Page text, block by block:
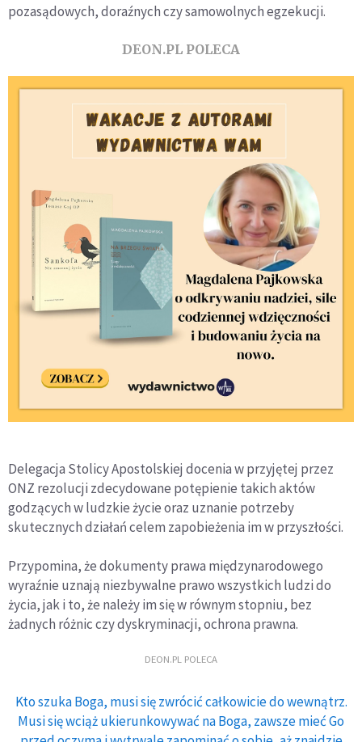
pozasądowych, doraźnych czy samowolnych egzekucji.
DEON.PL POLECA
Delegacja Stolicy Apostolskiej docenia w przyjętej przez
ONZ rezolucji zdecydowane potępienie takich aktów
godzących w ludzkie życie oraz uznanie potrzeby
skutecznych działań celem zapobieżenia im w przyszłości.
Przypomina, że dokumenty prawa międzynarodowego
wyraźnie uznają niezbywalne prawo wszystkich ludzi do
życia, jak i to, że należy im się w równym stopniu, bez
żadnych różnic czy dyskryminacji, ochrona prawna.
DEON.PL POLECA
Kto szuka Boga, musi się zwrócić całkowicie do wewnątrz.
Musi się wciąż ukierunkowywać na Boga, zawsze mieć Go